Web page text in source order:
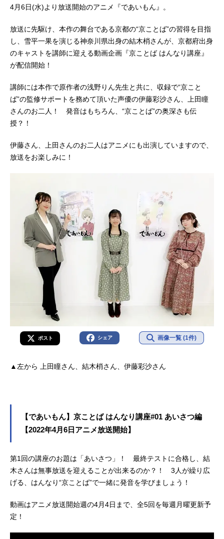
4月6日(水)より放送開始のアニメ『であいもん』。
放送に先駆け、本作の舞台である京都の“京ことば”の習得を目指
し、雪平一果を演じる神奈川県出身の結木梢さんが、京都府出身
のキャストを講師に迎える動画企画『京ことば はんなり講座』
が配信開始！
講師には本作で原作者の浅野りん先生と共に、収録で“京こと
ば”の監修サポートを務めて頂いた声優の伊藤彩沙さん、上田瞳
さんのお二人！ 発音はもちろん、“京ことば”の奥深さも伝
授？！
伊藤さん、上田さんのお二人はアニメにも出演していますので、
放送をお楽しみに！
ポスト シェア 画像一覧 (1件)
▲左から 上田瞳さん、結木梢さん、伊藤彩沙さん
【であいもん】京ことば はんなり講座#01 あいさつ編
【2022年4月6日アニメ放送開始】
第1回の講座のお題は「あいさつ」！ 最終テストに合格し、結
木さんは無事放送を迎えることが出来るのか？！ 3人が繰り広
げる、はんなり“京ことば”で一緒に発音を学びましょう！
動画はアニメ放送開始週の4月4日まで、全5回を毎週月曜更新予
定！